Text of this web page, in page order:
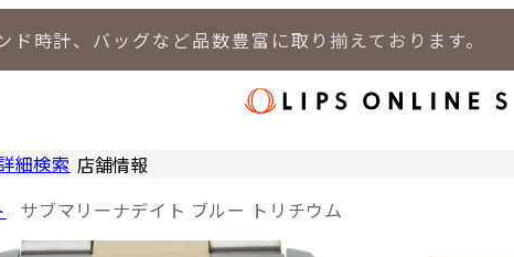
時計、バッグなど品数豊富に取り揃えております。
細検索 店舗情報
サブマリーナデイト ブルー トリチウム